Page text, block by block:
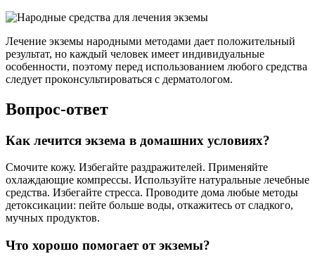
Лечение экземы народными методами дает положительный
результат, но каждый человек имеет индивидуальные
особенности, поэтому перед использованием любого средства
следует проконсультироваться с дерматологом.
Вопрос-ответ
Как лечится экзема в домашних условиях?
Смочите кожу. Избегайте раздражителей. Применяйте
охлаждающие компрессы. Используйте натуральные лечебные
средства. Избегайте стресса. Проводите дома любые методы
детоксикации: пейте больше воды, откажитесь от сладкого,
мучных продуктов.
Что хорошо помогает от экземы?